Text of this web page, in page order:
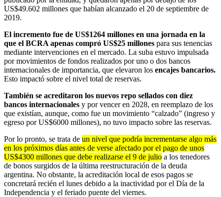
US$49.602 millones que habían alcanzado el 20 de septiembre de
2019.
El incremento fue de US$1264 millones en una jornada en la
que el BCRA apenas compró US$25 millones para sus tenencias
mediante intervenciones en el mercado. La suba estuvo impulsada
por movimientos de fondos realizados por uno o dos bancos
internacionales de importancia, que elevaron los encajes bancarios.
Esto impactó sobre el nivel total de reservas.
También se acreditaron los nuevos repo sellados con diez
bancos internacionales y por vencer en 2028, en reemplazo de los
que existían, aunque, como fue un movimiento “calzado” (ingreso y
egreso por US$6000 millones), no tuvo impacto sobre las reservas.
Por lo pronto, se trata de un nivel que podría incrementarse algo más
en los próximos días antes de verse afectado por el pago de unos
US$4300 millones que debe realizarse el 9 de julio a los tenedores
de bonos surgidos de la última reestructuración de la deuda
argentina. No obstante, la acreditación local de esos pagos se
concretará recién el lunes debido a la inactividad por el Día de la
Independencia y el feriado puente del viernes.